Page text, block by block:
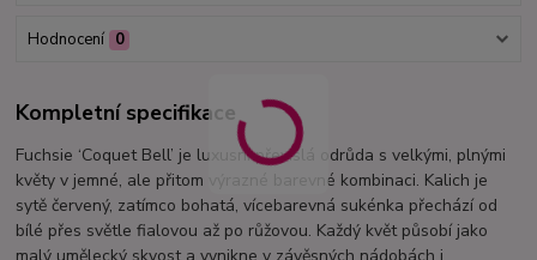
Hodnocení 0
Kompletní specifikace
Fuchsie ‘Coquet Bell’ je luxusní převislá odrůda s velkými, plnými
květy v jemné, ale přitom výrazné barevné kombinaci. Kalich je
sytě červený, zatímco bohatá, vícebarevná sukénka přechází od
bílé přes světle fialovou až po růžovou. Každý květ působí jako
malý umělecký skvost a vynikne v závěsných nádobách i